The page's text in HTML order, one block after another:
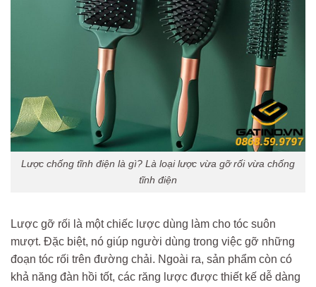
Lược chống tĩnh điện là gì? Là loại lược vừa gỡ rối vừa chống
tĩnh điện
Lược gỡ rối là một chiếc lược dùng làm cho tóc suôn
mượt. Đặc biệt, nó giúp người dùng trong việc gỡ những
đoạn tóc rối trên đường chải. Ngoài ra, sản phẩm còn có
khả năng đàn hồi tốt, các răng lược được thiết kế dễ dàng